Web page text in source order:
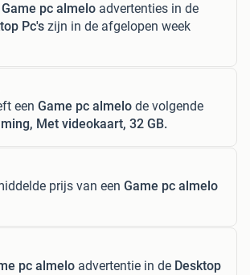
Game pc almelo advertenties in de
Pc's zijn in de afgelopen week
een Game pc almelo de volgende
Met videokaart, 32 GB.
prijs van een Game pc almelo
pc almelo advertentie in de Desktop